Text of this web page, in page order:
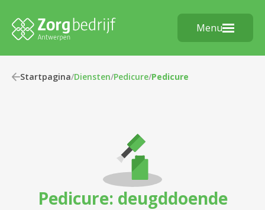
Menu
Startpagina/Diensten/Pedicure/Pedicure
Pedicure: deugddoende